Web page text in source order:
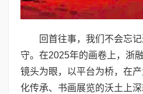
回首往事，我们不会忘
守。在2025年的画卷上，浙
镜头为眼，以平台为桥，在
化传承、书画展览的沃土上